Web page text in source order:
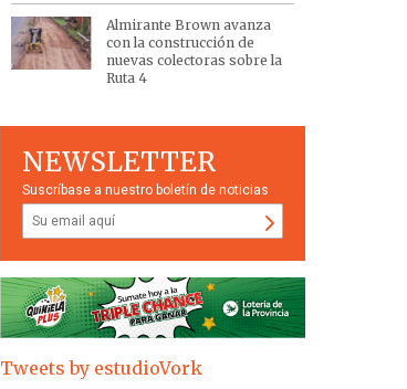
Almirante Brown avanza
con la construcción de
nuevas colectoras sobre la
Ruta 4
NEWSLETTER
Suscríbase a nuestro boletín de noticias
Tweets by estudioVork